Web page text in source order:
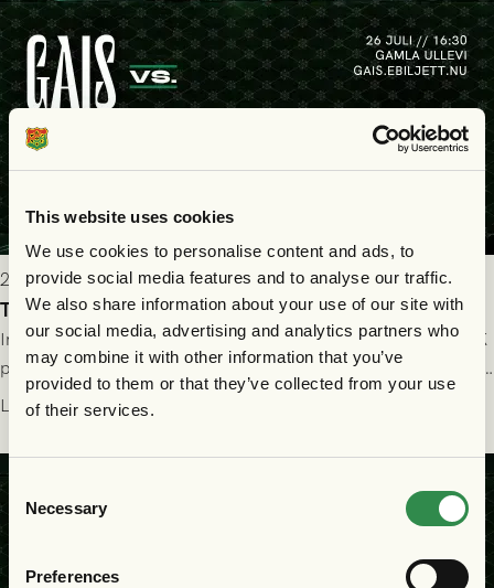
This website uses cookies
We use cookies to personalise content and ads, to
provide social media features and to analyse our traffic.
We also share information about your use of our site with
our social media, advertising and analytics partners who
may combine it with other information that you’ve
provided to them or that they’ve collected from your use
of their services.
Selection
Necessary
Preferences
2026-07-25 19:00
Truppen till GAIS - Halmstads BK 26/7
Imorgon söndag spelar GAIS herrar hemma mot Halmstads BK
på Gamla Ullevi med avspark kl 16.30! Fredrik Holmberg och
ledarstaben har tagit ut följande trupp till matchen:
Läs mer